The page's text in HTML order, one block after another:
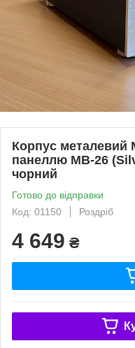
Корпус металевий
панеллю MB-26
чорний
Готово до відправки
Код: 01150
Роздріб
4 649 ₴